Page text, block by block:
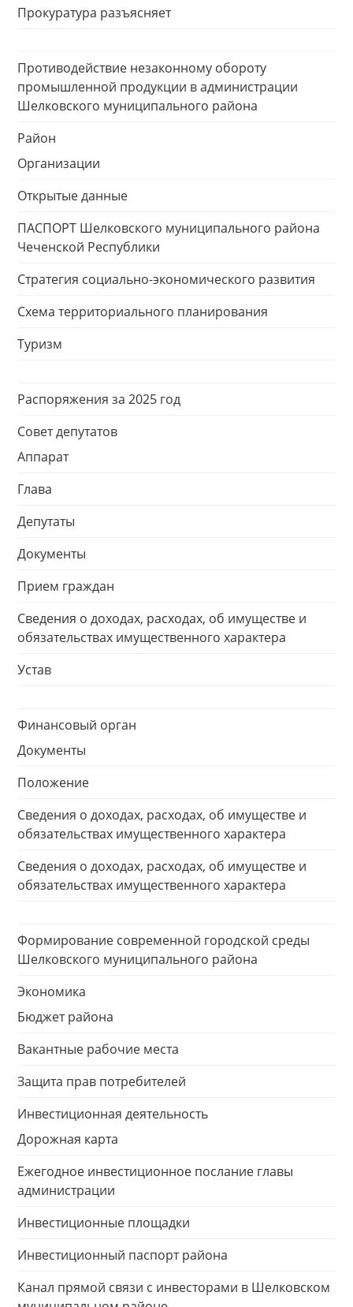
Прокуратура разъясняет
Противодействие незаконному обороту
промышленной продукции в администрации
Шелковского муниципального района
Район
Организации
Открытые данные
ПАСПОРТ Шелковского муниципального района
Чеченской Республики
Стратегия социально-экономического развития
Схема территориального планирования
Туризм
Распоряжения за 2025 год
Совет депутатов
Аппарат
Глава
Депутаты
Документы
Прием граждан
Сведения о доходах, расходах, об имуществе и
обязательствах имущественного характера
Устав
Финансовый орган
Документы
Положение
Сведения о доходах, расходах, об имуществе и
обязательствах имущественного характера
Сведения о доходах, расходах, об имуществе и
обязательствах имущественного характера
Формирование современной городской среды
Шелковского муниципального района
Экономика
Бюджет района
Вакантные рабочие места
Защита прав потребителей
Инвестиционная деятельность
Дорожная карта
Ежегодное инвестиционное послание главы
администрации
Инвестиционные площадки
Инвестиционный паспорт района
Канал прямой связи с инвесторами в Шелковском